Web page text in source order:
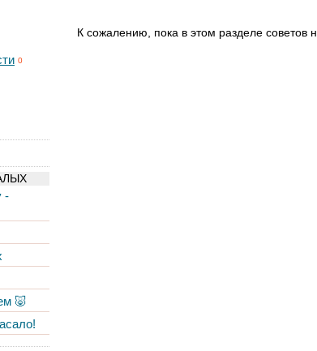
0
-
🐷
К сожалению, пока в этом разделе советов